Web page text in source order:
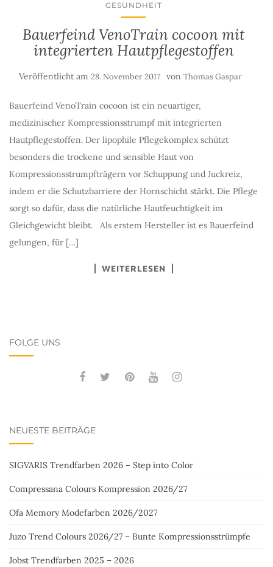
GESUNDHEIT
Bauerfeind VenoTrain cocoon mit
integrierten Hautpflegestoffen
Veröffentlicht am 28. November 2017 von Thomas Gaspar
Bauerfeind VenoTrain cocoon ist ein neuartiger,
medizinischer Kompressionsstrumpf mit integrierten
Hautpflegestoffen. Der lipophile Pflegekomplex schützt
besonders die trockene und sensible Haut von
Kompressionsstrumpfträgern vor Schuppung und Juckreiz,
indem er die Schutzbarriere der Hornschicht stärkt. Die Pflege
sorgt so dafür, dass die natürliche Hautfeuchtigkeit im
Gleichgewicht bleibt. Als erstem Hersteller ist es Bauerfeind
gelungen, für […]
WEITERLESEN
FOLGE UNS
NEUESTE BEITRÄGE
SIGVARIS Trendfarben 2026 – Step into Color
Compressana Colours Kompression 2026/27
Ofa Memory Modefarben 2026/2027
Juzo Trend Colours 2026/27 – Bunte Kompressionsstrümpfe
Jobst Trendfarben 2025 – 2026